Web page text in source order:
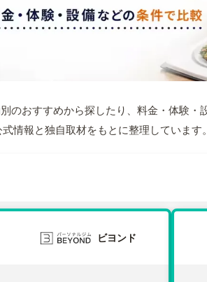
のおすすめから探したり、料金・体験・
情報と独自取材をもとに整理しています。
ビヨンド